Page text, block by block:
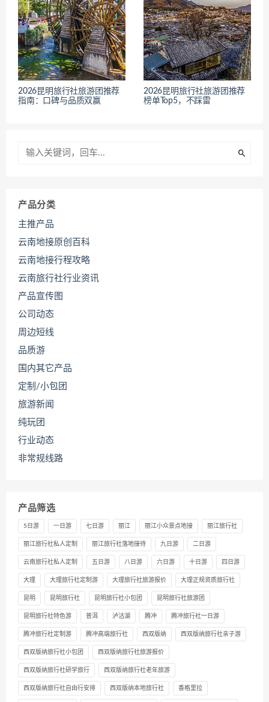
2026昆明旅行社旅游团推荐
指南：口碑与品质双赢
2026昆明旅行社旅游团推荐
榜单Top5，不踩雷
产品分类
主推产品
云南地接原创百科
云南地接行程攻略
云南旅行社行业资讯
产品宣传图
公司动态
周边短线
品质游
国内其它产品
定制/小包团
旅游新闻
纯玩团
行业动态
非常规线路
产品筛选
5日游 一日游 七日游 丽江 丽江小众景点地接 丽江旅行社
丽江旅行社私人定制 丽江旅行社落地接待 九日游 二日游
云南旅行社私人定制 五日游 八日游 六日游 十日游 四日游
大理 大理旅行社定制游 大理旅行社旅游报价 大理正规资质旅行社
昆明 昆明旅行社 昆明旅行社小包团 昆明旅行社旅游团
昆明旅行社特色游 普洱 泸沽湖 腾冲 腾冲旅行社一日游
腾冲旅行社定制游 腾冲高端旅行社 西双版纳 西双版纳旅行社亲子游
西双版纳旅行社小包团 西双版纳旅行社旅游报价
西双版纳旅行社研学旅行 西双版纳旅行社老年旅游
西双版纳旅行社自由行安排 西双版纳本地旅行社 香格里拉